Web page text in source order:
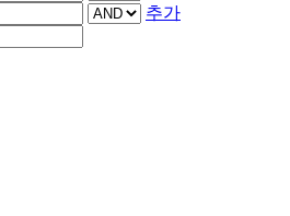
추가